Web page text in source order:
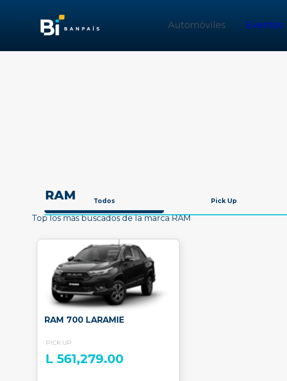
Automóviles Eventos
RAM Todos Pick Up
Top los más buscados de la marca RAM
RAM 700 LARAMIE
PICK UP
L 561,279.00